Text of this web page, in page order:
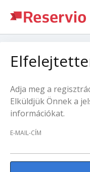
Adja meg a
Elküldjük Önnek a
információkat.
E-MAIL-CÍM